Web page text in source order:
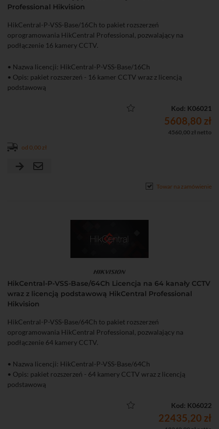
Professional Hikvision
HikCentral-P-VSS-Base/16Ch to pakiet rozszerzeń
oprogramowania HikCentral Professional, pozwalający na
podłączenie 16 kamery CCTV.
• Nazwa licencji: HikCentral-P-VSS-Base/16Ch
• Opis: pakiet rozszerzeń - 16 kamer CCTV wraz z licencją
podstawową
Kod: K06021
5608,80 zł
4560,00 zł netto
od 0,00 zł
Towar na zamówienie
HikCentral-P-VSS-Base/64Ch Licencja na 64 kanały CCTV
wraz z licencją podstawową HikCentral Professional
Hikvision
HikCentral-P-VSS-Base/64Ch to pakiet rozszerzeń
oprogramowania HikCentral Professional, pozwalający na
podłączenie 64 kamery CCTV.
• Nazwa licencji: HikCentral-P-VSS-Base/64Ch
• Opis: pakiet rozszerzeń - 64 kamery CCTV wraz z licencją
podstawową
Kod: K06022
22435,20 zł